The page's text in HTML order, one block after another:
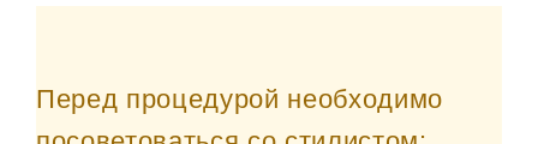
Перед процедурой необходимо